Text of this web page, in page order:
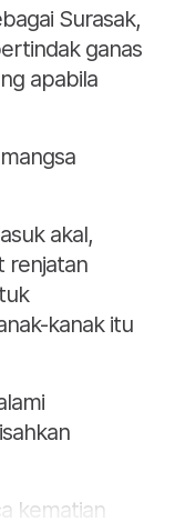
Surasak,
ganas
apabila
akal,
renjatan
kanak itu
kematian